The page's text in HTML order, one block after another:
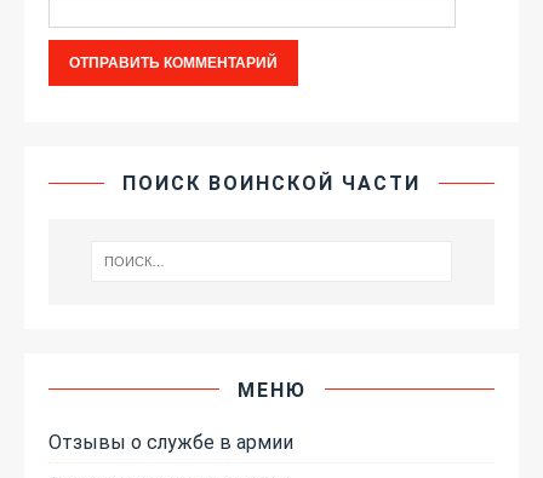
ПОИСК ВОИНСКОЙ ЧАСТИ
МЕНЮ
Отзывы о службе в армии